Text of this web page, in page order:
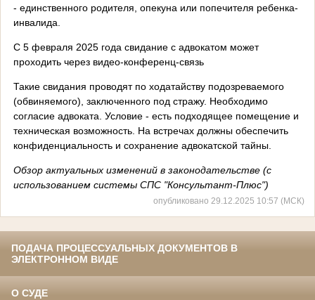
- единственного родителя, опекуна или попечителя ребенка-
инвалида.
С 5 февраля 2025 года свидание с адвокатом может
проходить через видео-конференц-связь
Такие свидания проводят по ходатайству подозреваемого
(обвиняемого), заключенного под стражу. Необходимо
согласие адвоката. Условие - есть подходящее помещение и
техническая возможность. На встречах должны обеспечить
конфиденциальность и сохранение адвокатской тайны.
Обзор актуальных изменений в законодательстве (с
использованием системы СПС "Консультант-Плюс")
опубликовано 29.12.2025 10:57 (МСК)
ПОДАЧА ПРОЦЕССУАЛЬНЫХ ДОКУМЕНТОВ В
ЭЛЕКТРОННОМ ВИДЕ
О СУДЕ